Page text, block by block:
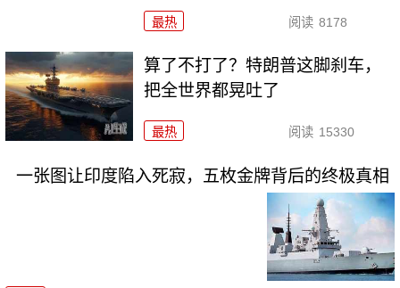
最热 阅读 8178
算了不打了？特朗普这脚刹车，
把全世界都晃吐了
最热 阅读 15330
一张图让印度陷入死寂，五枚金牌背后的终极真相